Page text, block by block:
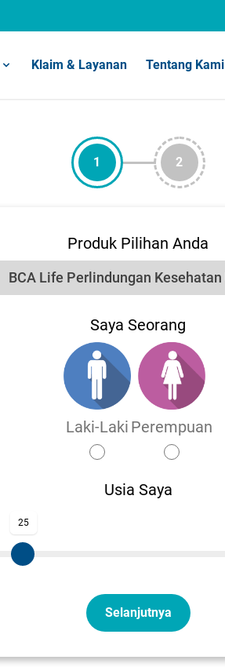
Klaim & Layanan Tentang Kami
1 2
Produk Pilihan Anda
Saya Seorang
Laki-Laki Perempuan
Usia Saya
25
Selanjutnya